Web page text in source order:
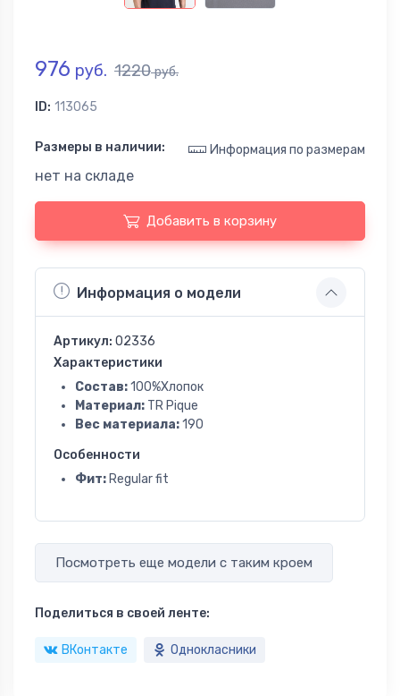
976 руб. 1220руб.
ID: 113065
Размеры в наличии: Информация по размерам
нет на складе
Добавить в корзину
Информация о модели
Артикул: 02336
Характеристики
Состав:100%Хлопок
Материал: TR Pique
Вес материала:190
Особенности
Фит: Regular fit
Посмотреть еще модели с таким кроем
Поделиться в своей ленте:
ВКонтакте Однокласники